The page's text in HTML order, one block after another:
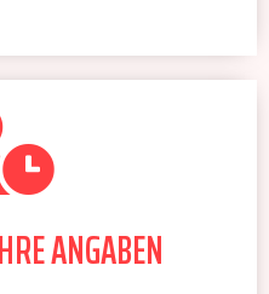
ANGABEN